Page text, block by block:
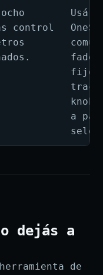
control
Usá
fijos
a
dejás a
de